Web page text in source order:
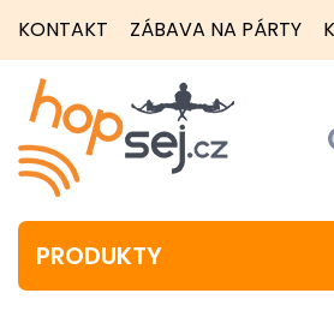
KONTAKT ZÁBAVA NA PÁRTY
PRODUKTY